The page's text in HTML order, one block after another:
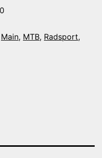
Main, MTB, Radsport,